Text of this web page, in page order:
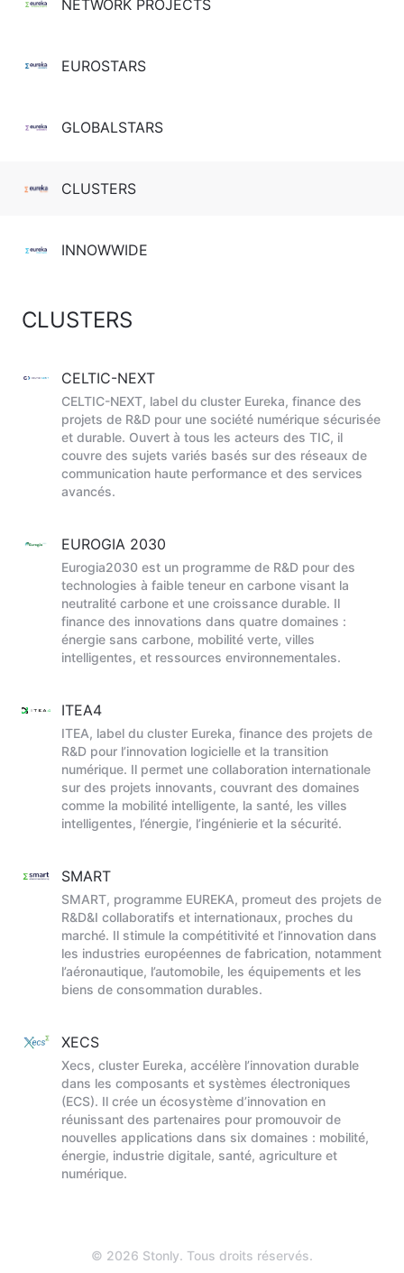
NETWORK PROJECTS
EUROSTARS
GLOBALSTARS
CLUSTERS
INNOWWIDE
CLUSTERS
CELTIC-NEXT
CELTIC-NEXT, label du cluster Eureka, finance des
projets de R&D pour une société numérique sécurisée
et durable. Ouvert à tous les acteurs des TIC, il
couvre des sujets variés basés sur des réseaux de
communication haute performance et des services
avancés.
EUROGIA 2030
Eurogia2030 est un programme de R&D pour des
technologies à faible teneur en carbone visant la
neutralité carbone et une croissance durable. Il
finance des innovations dans quatre domaines :
énergie sans carbone, mobilité verte, villes
intelligentes, et ressources environnementales.
ITEA4
ITEA, label du cluster Eureka, finance des projets de
R&D pour l’innovation logicielle et la transition
numérique. Il permet une collaboration internationale
sur des projets innovants, couvrant des domaines
comme la mobilité intelligente, la santé, les villes
intelligentes, l’énergie, l’ingénierie et la sécurité.
SMART
SMART, programme EUREKA, promeut des projets de
R&D&I collaboratifs et internationaux, proches du
marché. Il stimule la compétitivité et l’innovation dans
les industries européennes de fabrication, notamment
l’aéronautique, l’automobile, les équipements et les
biens de consommation durables.
XECS
Xecs, cluster Eureka, accélère l’innovation durable
dans les composants et systèmes électroniques
(ECS). Il crée un écosystème d’innovation en
réunissant des partenaires pour promouvoir de
nouvelles applications dans six domaines : mobilité,
énergie, industrie digitale, santé, agriculture et
numérique.
© 2026 Stonly. Tous droits réservés.